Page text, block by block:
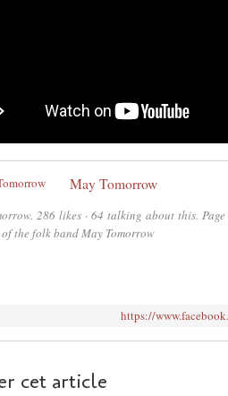
May Tomorrow
286 likes · 64 talking about this.
the folk band May Tomorrow
https://
cet article